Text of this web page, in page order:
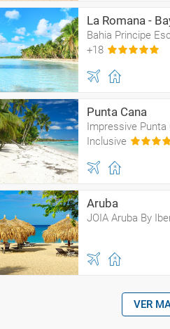
La Romana -
Bahia Principe
+18
Punta Cana
Impressive Punta
Inclusive
Aruba
JOIA Aruba By
VER